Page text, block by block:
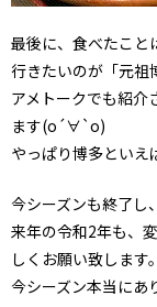
最後に、食べたこと
行きたいのが「元祖
アメトークでも紹介
ます(о´∀`о)
やっぱり博多といえ
今シーズンも終了し
来年の令和2年も、
しくお願い致します。
今シーズン本当にあ